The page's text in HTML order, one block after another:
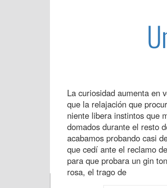
La curiosidad aumenta en
que la relajación que
niente libera instintos que
domados durante el resto
acabamos probando casi
que cedí ante el reclamo
para que probara un gin
rosa, el trago de